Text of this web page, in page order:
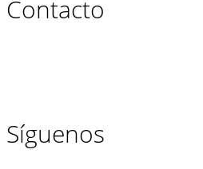
Contacto
Síguenos